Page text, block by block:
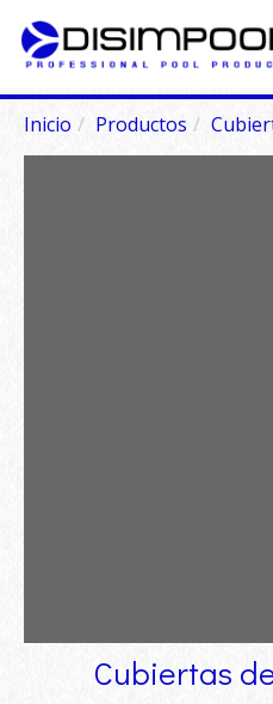
Inicio Productos
Cubiertas